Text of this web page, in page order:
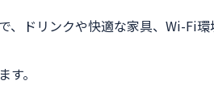
ドリンクや快適な家具、Wi-Fi環
。